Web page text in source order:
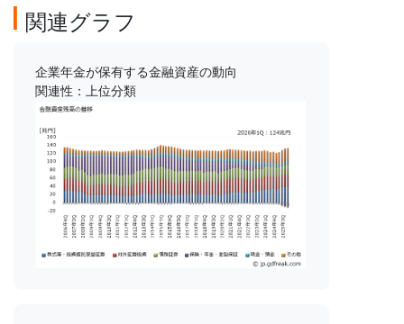
関連グラフ
企業年金が保有する金融資産の動向
関連性：上位分類